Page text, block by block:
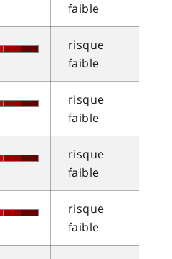
faible
risque
faible
risque
faible
risque
faible
risque
faible